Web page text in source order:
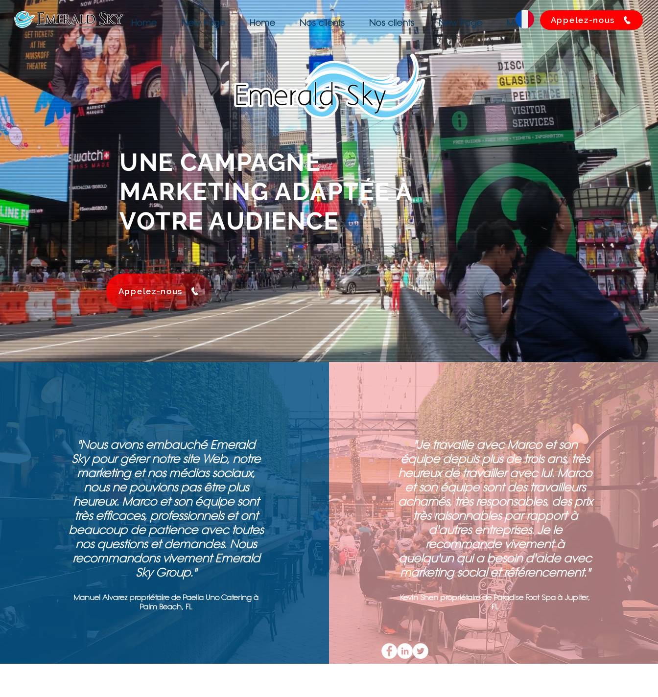
Appelez-nous
Home New Page Home Nos clients Nos clients New Page More
UNE CAMPAGNE
MARKETING ADAPTÉE À
VOTRE AUDIENCE
Appelez-nous
"Nous avons embauché Emerald
Sky pour gérer notre site Web, notre
marketing et nos médias sociaux,
nous ne pouvions pas être plus
heureux. Marco et son équipe sont
très efficaces, professionnels et ont
beaucoup de patience avec toutes
nos questions et demandes. Nous
recommandons vivement Emerald
Sky Group."
Manuel Alvarez propriétaire de Paella Uno Catering à
Palm Beach, FL
"Je travaille avec Marco et son
équipe depuis plus de trois ans, très
heureux de travailler avec lui. Marco
et son équipe sont des travailleurs
acharnés, très responsables, des prix
très raisonnables par rapport à
d'autres entreprises. Je le
recommande vivement à
quelqu'un qui a besoin d'aide avec
marketing social et référencement."
Kevin Shen propriétaire de Paradise Foot Spa à Jupiter,
FL